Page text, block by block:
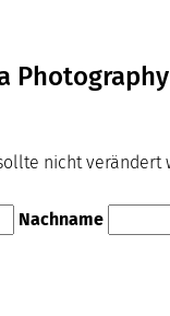
Photography
nicht verändert
Nachname